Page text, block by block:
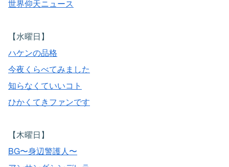
世界仰天ニュース
【水曜日】
ハケンの品格
今夜くらべてみました
知らなくていいコト
ひかくてきファンです
【木曜日】
BG〜身辺警護人〜